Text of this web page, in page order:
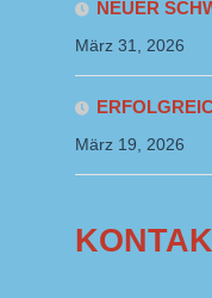
NEUER
März 31, 2026
März 19, 2026